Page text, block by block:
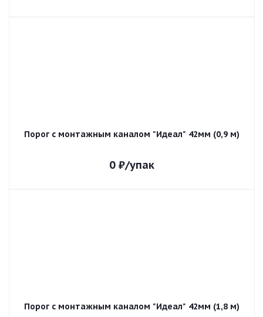
Порог с монтажным каналом "Идеал" 42мм (0,9 м)
0 ₽/упак
Порог с монтажным каналом "Идеал" 42мм (1,8 м)